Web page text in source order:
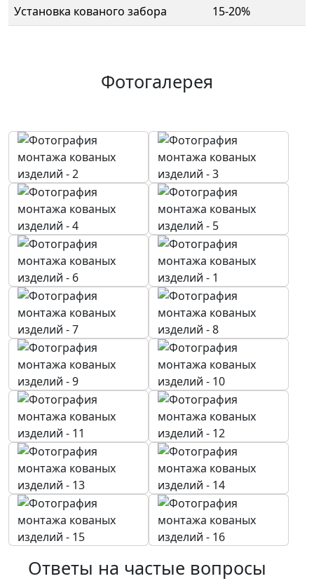
Установка кованого забора
15-20%
Фотогалерея
Ответы на частые вопросы